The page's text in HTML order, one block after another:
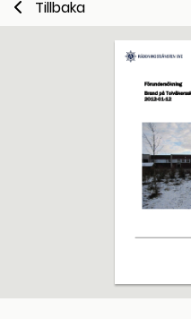
Tillbaka